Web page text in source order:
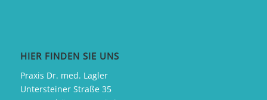
HIER FINDEN SIE UNS
Praxis Dr. med. Lagler
Untersteiner Straße 35